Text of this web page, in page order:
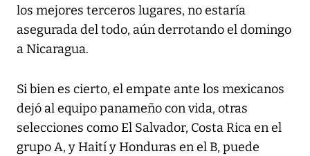
los mejores terceros lugares, no estaría
asegurada del todo, aún derrotando el domingo
a Nicaragua.
Si bien es cierto, el empate ante los mexicanos
dejó al equipo panameño con vida, otras
selecciones como El Salvador, Costa Rica en el
grupo A, y Haití y Honduras en el B, puede